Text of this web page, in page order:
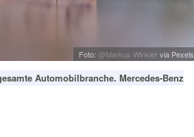
Foto: @Markus Winkler via Pexels
Automobilbranche. Mercedes-Benz